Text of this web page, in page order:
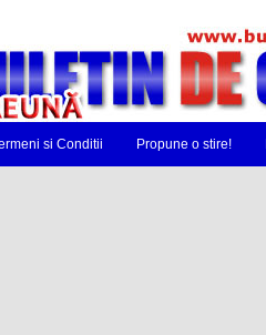
si Conditii Propune o stire!